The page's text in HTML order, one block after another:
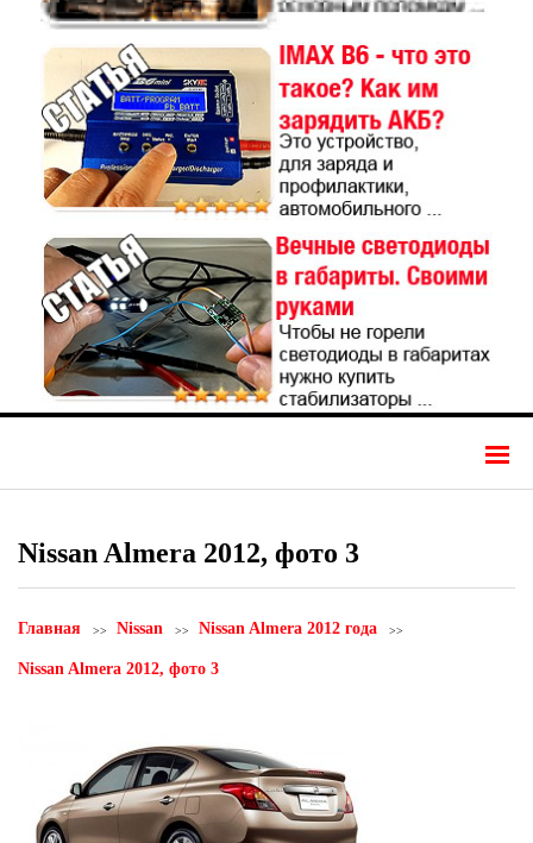
Nissan Almera 2012, фото 3
Главная Nissan Nissan Almera 2012 года
Nissan Almera 2012, фото 3